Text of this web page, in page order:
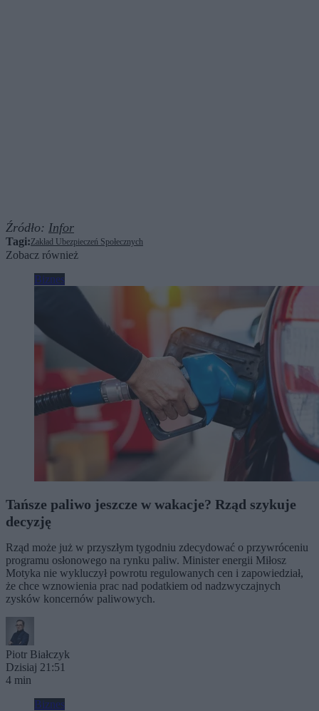
Źródło: Infor
Tagi:Zakład Ubezpieczeń Społecznych
Zobacz również
Biznes
Tańsze paliwo jeszcze w wakacje? Rząd szykuje
decyzję
Rząd może już w przyszłym tygodniu zdecydować o przywróceniu
programu osłonowego na rynku paliw. Minister energii Miłosz
Motyka nie wykluczył powrotu regulowanych cen i zapowiedział,
że chce wznowienia prac nad podatkiem od nadzwyczajnych
zysków koncernów paliwowych.
Piotr Białczyk
Dzisiaj 21:51
4 min
Biznes